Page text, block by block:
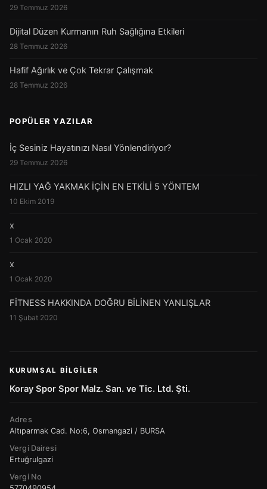
29 Temmuz 2026
Dijital Düzen Kurmanın Ruh Sağlığına Etkileri
28 Temmuz 2026
Hafif Ağırlık ve Çok Tekrar Çalışmak
28 Temmuz 2026
POPÜLER YAZILAR
İç Sesiniz Hayatınızı Nasıl Yönlendiriyor?
29 Temmuz 2026
HIZLI YAĞ YAKMAK İÇİN EN ETKİLİ 5 YÖNTEM
10 Ekim 2019
x
1 Ocak 2020
x
1 Ocak 2020
FİTNESS HAKKINDA DOĞRU BİLİNEN YANLIŞLAR
11 Şubat 2020
KURUMSAL BILGILER
Koray Spor Spor Malz. San. ve Tic. Ltd. Şti.
Adres
Altıparmak Cad. No:6, Osmangazi / BURSA
Vergi Dairesi
Ertuğrulgazi
Vergi No